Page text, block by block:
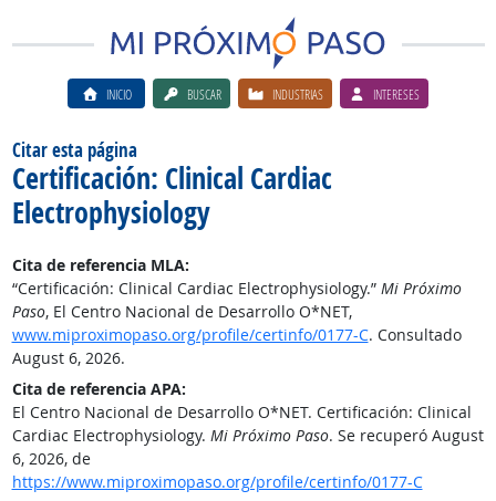
INICIO BUSCAR INDUSTRIAS INTERESES
Citar esta página
Certificación: Clinical Cardiac
Electrophysiology
Cita de referencia MLA:
“Certificación: Clinical Cardiac Electrophysiology.” Mi Próximo
Paso, El Centro Nacional de Desarrollo O*NET,
www.miproximopaso.org/profile/certinfo/0177-C. Consultado
August 6, 2026.
Cita de referencia APA:
El Centro Nacional de Desarrollo O*NET. Certificación: Clinical
Cardiac Electrophysiology. Mi Próximo Paso. Se recuperó August
6, 2026, de
https://www.miproximopaso.org/profile/certinfo/0177-C